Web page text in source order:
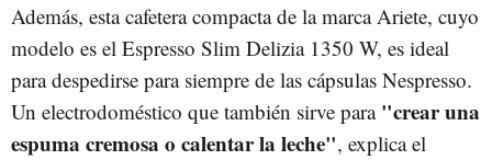
Además, esta cafetera compacta de la marca Ariete, cuyo
modelo es el Espresso Slim Delizia 1350 W, es ideal
para despedirse para siempre de las cápsulas Nespresso.
Un electrodoméstico que también sirve para "crear una
espuma cremosa o calentar la leche", explica el